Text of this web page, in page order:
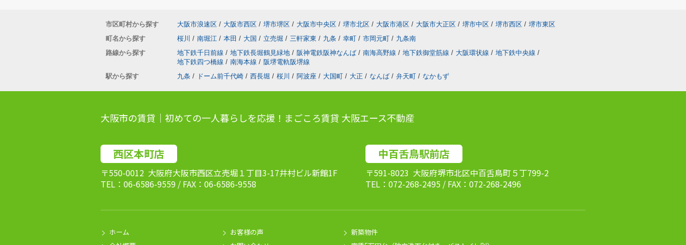
市区町村から探す 大阪市浪速区 / 大阪市西区 / 堺市堺区 / 大阪市中央区 / 堺市北区 / 大阪市港区 / 大阪市大正区 / 堺市中区 / 堺市西区 / 堺市東区
町名から探す
桜川 / 南堀江 / 本田 / 大国 / 立売堀 / 三軒家東 / 九条 / 幸町 / 市岡元町 / 九条南
路線から探す
地下鉄千日前線 / 地下鉄長堀鶴見緑地 / 阪神電鉄阪神なんば / 南海高野線 / 地下鉄御堂筋線 / 大阪環状線 / 地下鉄中央線 /
地下鉄四つ橋線 / 南海本線 / 阪堺電軌阪堺線
駅から探す
九条 / ドーム前千代崎 / 西長堀 / 桜川 / 阿波座 / 大国町 / 大正 / なんば / 弁天町 / なかもず
大阪市の賃貸｜初めての一人暮らしを応援！まごころ賃貸 大阪エース不動産
西区本町店
〒550-0012 大阪府大阪市西区立売堀１丁目3-17井村ビル新館1F
TEL：06-6586-9559 / FAX：06-6586-9558
中百舌鳥駅前店
〒591-8023 大阪府堺市北区中百舌鳥町５丁799-2
TEL：072-268-2495 / FAX：072-268-2496
ホーム
お客様の声
新築物件